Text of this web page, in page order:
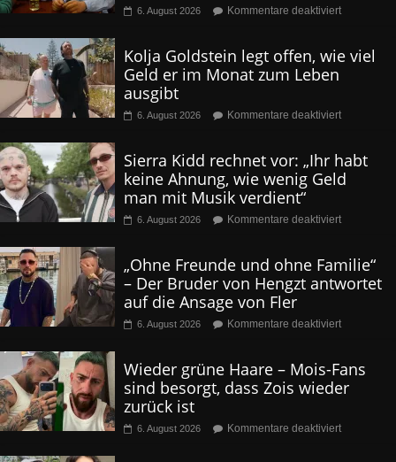
6. August 2026 Kommentare deaktiviert
Kolja Goldstein legt offen, wie viel
Geld er im Monat zum Leben
ausgibt
6. August 2026 Kommentare deaktiviert
Sierra Kidd rechnet vor: „Ihr habt
keine Ahnung, wie wenig Geld
man mit Musik verdient“
6. August 2026 Kommentare deaktiviert
„Ohne Freunde und ohne Familie“
– Der Bruder von Hengzt antwortet
auf die Ansage von Fler
6. August 2026 Kommentare deaktiviert
Wieder grüne Haare – Mois-Fans
sind besorgt, dass Zois wieder
zurück ist
6. August 2026 Kommentare deaktiviert